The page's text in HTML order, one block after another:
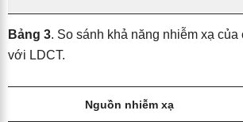
Bảng 3. So sánh khả năng nhiễm xạ của
với LDCT.
Nguồn nhiễm xạ